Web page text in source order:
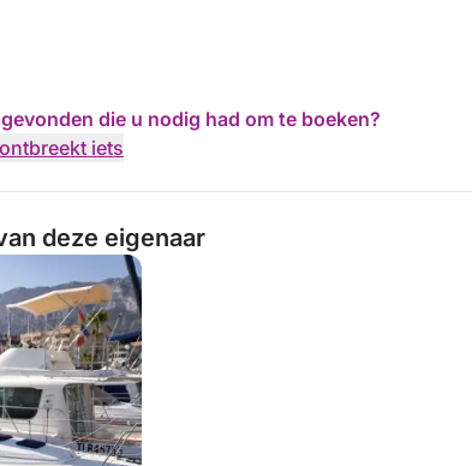
die u nodig had om te boeken?
iets
deze eigenaar